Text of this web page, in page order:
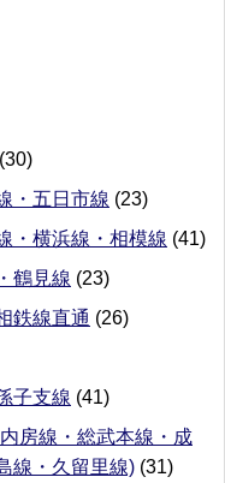
(30)
・五日市線 (23)
・横浜線・相模線 (41)
鶴見線 (23)
鉄線直通 (26)
子支線 (41)
房線・総武本線・成
線・久留里線) (31)